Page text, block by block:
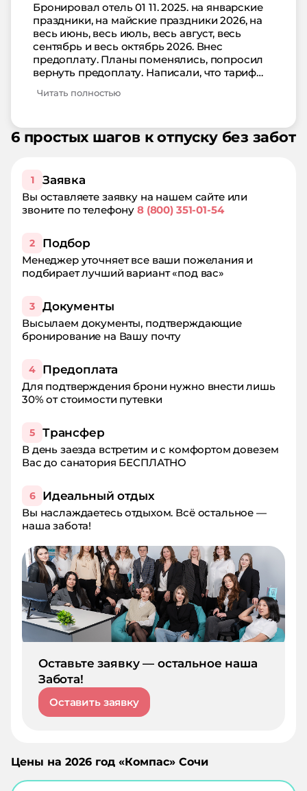
Бронировал отель 01 11. 2025. на январские
праздники, на майские праздники 2026, на
весь июнь, весь июль, весь август, весь
сентябрь и весь октябрь 2026. Внес
предоплату. Планы поменялись, попросил
вернуть предоплату. Написали, что тариф
Встречался лично с генеральным
Широковым Владимиром Викторовичем, в
управлении которого находится этот
три месяца, а денег нет. Будьте бдительны
если будете бронировать этот отель. Если
вдруг передумаете, то деньги вам не вернут.
Я сам сочинец, у нас много прекрасных
свой отдых.
Читать полностью
6 простых шагов к отпуску без забот
1 Заявка
Вы оставляете заявку на нашем сайте или
звоните по телефону8 (800) 351-01-54
2 Подбор
Менеджер уточняет все ваши пожелания и
подбирает лучший вариант «под вас»
3 Документы
Высылаем документы, подтверждающие
бронирование на Вашу почту
4 Предоплата
Для подтверждения брони нужно внести лишь
30% от стоимости путевки
5 Трансфер
В день заезда встретим и с комфортом довезем
Вас до санатория БЕСПЛАТНО
6 Идеальный отдых
Вы наслаждаетесь отдыхом. Всё остальное —
наша забота!
Оставьте заявку — остальное наша
Забота!
Оставить заявку
Цены на 2026 год «Компас» Сочи